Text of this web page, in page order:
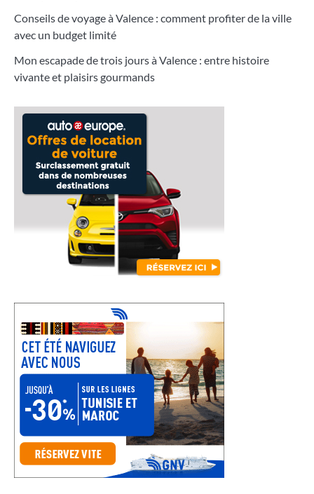
Conseils de voyage à Valence : comment profiter de la ville
avec un budget limité
Mon escapade de trois jours à Valence : entre histoire
vivante et plaisirs gourmands